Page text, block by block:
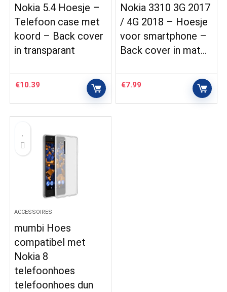
Nokia 5.4 Hoesje –
Telefoon case met
koord – Back cover
in transparant
€10.39
Nokia 3310 3G 2017
/ 4G 2018 – Hoesje
voor smartphone –
Back cover in mat…
€7.99
ACCESSOIRES
mumbi Hoes
compatibel met
Nokia 8
telefoonhoes
telefoonhoes dun